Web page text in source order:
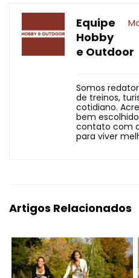
Equipe
Hobby
e Outdoor
Somos
de treinos,
cotidiano.
bem
contato com
para viver
Artigos Relacionados